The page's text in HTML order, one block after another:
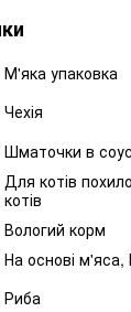
М'яка упаковка
Чехія
Шматочки в
Для котів
котів
Вологий корм
На основі м'яса,
Риба